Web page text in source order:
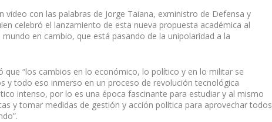
video con las palabras de Jorge Taiana, exministro de Defensa y
celebró el lanzamiento de esta nueva propuesta académica al
en cambio, que está pasando de la unipolaridad a la
que “los cambios en lo económico, lo político y en lo militar se
y todo eso inmerso en un proceso de revolución tecnológica
intenso, por lo es una época fascinante para estudiar y al mismo
y tomar medidas de gestión y acción política para aprovechar todos